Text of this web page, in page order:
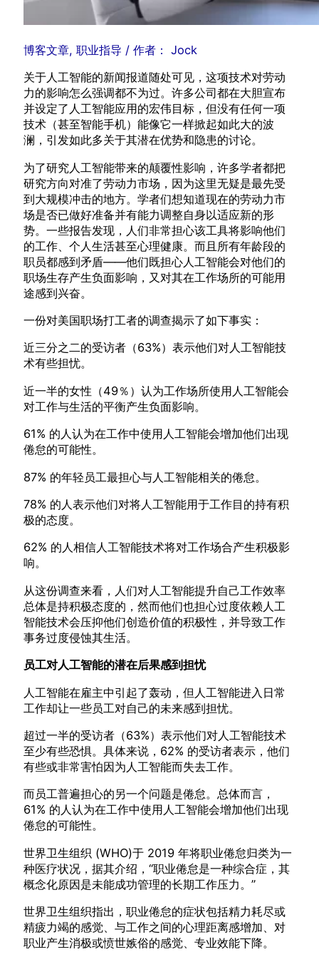
博客文章,职业指导 / 作者：
Jock
关于人工智能的新闻报道随处可见，这项技术对劳动
力的影响怎么强调都不为过。许多公司都在大胆宣布
并设定了人工智能应用的宏伟目标，但没有任何一项
技术（甚至智能手机）能像它一样掀起如此大的波
澜，引发如此多关于其潜在优势和隐患的讨论。
为了研究人工智能带来的颠覆性影响，许多学者都把
研究方向对准了劳动力市场，因为这里无疑是最先受
到大规模冲击的地方。学者们想知道现在的劳动力市
场是否已做好准备并有能力调整自身以适应新的形
势。一些报告发现，人们非常担心该工具将影响他们
的工作、个人生活甚至心理健康。而且所有年龄段的
职员都感到矛盾——他们既担心人工智能会对他们的
职场生存产生负面影响，又对其在工作场所的可能用
途感到兴奋。
一份对美国职场打工者的调查揭示了如下事实：
近三分之二的受访者（63%）表示他们对人工智能技
术有些担忧。
近一半的女性（49％）认为工作场所使用人工智能会
对工作与生活的平衡产生负面影响。
61% 的人认为在工作中使用人工智能会增加他们出现
倦怠的可能性。
87% 的年轻员工最担心与人工智能相关的倦怠。
78% 的人表示他们对将人工智能用于工作目的持有积
极的态度。
62% 的人相信人工智能技术将对工作场合产生积极影
响。
从这份调查来看，人们对人工智能提升自己工作效率
总体是持积极态度的，然而他们也担心过度依赖人工
智能技术会压抑他们创造价值的积极性，并导致工作
事务过度侵蚀其生活。
员工对人工智能的潜在后果感到担忧
人工智能在雇主中引起了轰动，但人工智能进入日常
工作却让一些员工对自己的未来感到担忧。
超过一半的受访者（63%）表示他们对人工智能技术
至少有些恐惧。具体来说，62% 的受访者表示，他们
有些或非常害怕因为人工智能而失去工作。
而员工普遍担心的另一个问题是倦怠。总体而言，
61% 的人认为在工作中使用人工智能会增加他们出现
倦怠的可能性。
世界卫生组织 (WHO)于 2019 年将职业倦怠归类为一
种医疗状况，据其介绍，“职业倦怠是一种综合症，其
概念化原因是未能成功管理的长期工作压力。”
世界卫生组织指出，职业倦怠的症状包括精力耗尽或
精疲力竭的感觉、与工作之间的心理距离感增加、对
职业产生消极或愤世嫉俗的感觉、专业效能下降。